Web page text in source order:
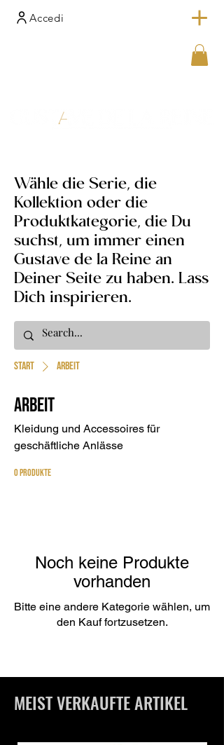
Accedi
Wähle die Serie, die
Kollektion oder die
Produktkategorie, die Du
suchst, um immer einen
Gustave de la Reine an
Deiner Seite zu haben. Lass
Dich inspirieren.
Start Arbeit
Arbeit
Kleidung und Accessoires für
geschäftliche Anlässe
0 Produkte
Noch keine Produkte
vorhanden
Bitte eine andere Kategorie wählen, um
den Kauf fortzusetzen.
MEIST VERKAUFTE ARTIKEL